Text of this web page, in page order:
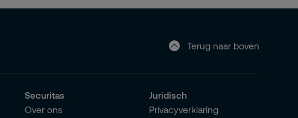
Terug naar boven
Securitas
Over ons
Juridisch
Privacyverklaring